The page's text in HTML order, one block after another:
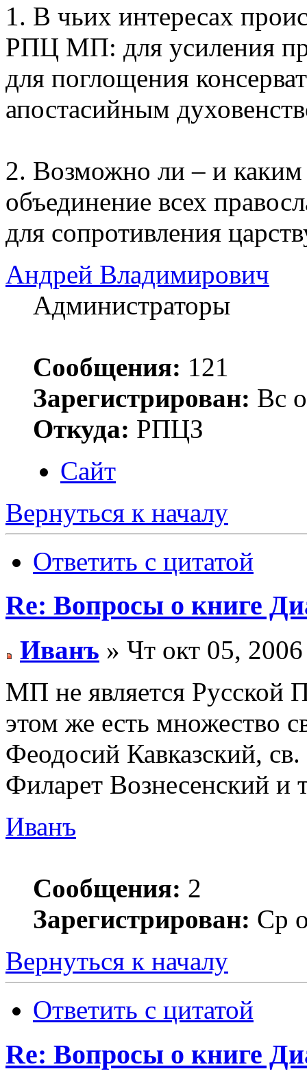
1. В чьих интересах
РПЦ МП: для усиления
для поглощения
апостасийным
2. Возможно ли – и каким
объединение всех
для сопротивления
Андрей Владимирович
Администраторы
Сообщения: 121
Зарегистрирован: Вс
Откуда: РПЦЗ
Сайт
Вернуться к началу
Ответить с цитатой
Re: Вопросы о книге
Иванъ » Чт окт 05,
МП не является Русской
этом же есть множество
Феодосий Кавказский,
Филарет Вознесенский и
Иванъ
Сообщения: 2
Зарегистрирован: Ср
Вернуться к началу
Ответить с цитатой
Re: Вопросы о книге